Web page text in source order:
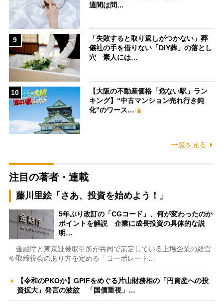
週間は問…
9
「失敗すると取り返しがつかない」葬
儀社の手を借りない「DIY葬」の落とし
穴 素人には…
10
【大阪の不動産価格「危ない駅」ラン
キング】“中古マンション売れ行き鈍
化”のワース…
一覧を見る
注目の著者・連載
藤川里絵「さあ、投資を始めよう！」
5年ぶり改訂の「CGコード」、何が変わったのか
ポイントを解説 企業に成長投資の具体的な説
明…
金融庁と東京証券取引所が共同で策定している上場企業の経営
や取締役会のあり方を定める「コーポレート…
【令和のPKOか】GPIFをめぐる片山財務相の「円資産への投
資拡大」発言の波紋 「国債重視」…